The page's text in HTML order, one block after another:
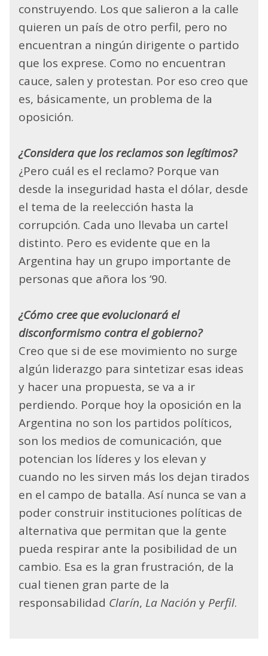
construyendo. Los que salieron a la calle
quieren un país de otro perfil, pero no
encuentran a ningún dirigente o partido
que los exprese. Como no encuentran
cauce, salen y protestan. Por eso creo que
es, básicamente, un problema de la
oposición.
¿Considera que los reclamos son legítimos?
¿Pero cuál es el reclamo? Porque van
desde la inseguridad hasta el dólar, desde
el tema de la reelección hasta la
corrupción. Cada uno llevaba un cartel
distinto. Pero es evidente que en la
Argentina hay un grupo importante de
personas que añora los ‘90.
¿Cómo cree que evolucionará el
disconformismo contra el gobierno?
Creo que si de ese movimiento no surge
algún liderazgo para sintetizar esas ideas
y hacer una propuesta, se va a ir
perdiendo. Porque hoy la oposición en la
Argentina no son los partidos políticos,
son los medios de comunicación, que
potencian los líderes y los elevan y
cuando no les sirven más los dejan tirados
en el campo de batalla. Así nunca se van a
poder construir instituciones políticas de
alternativa que permitan que la gente
pueda respirar ante la posibilidad de un
cambio. Esa es la gran frustración, de la
cual tienen gran parte de la
responsabilidad Clarín, La Nación y Perfil.